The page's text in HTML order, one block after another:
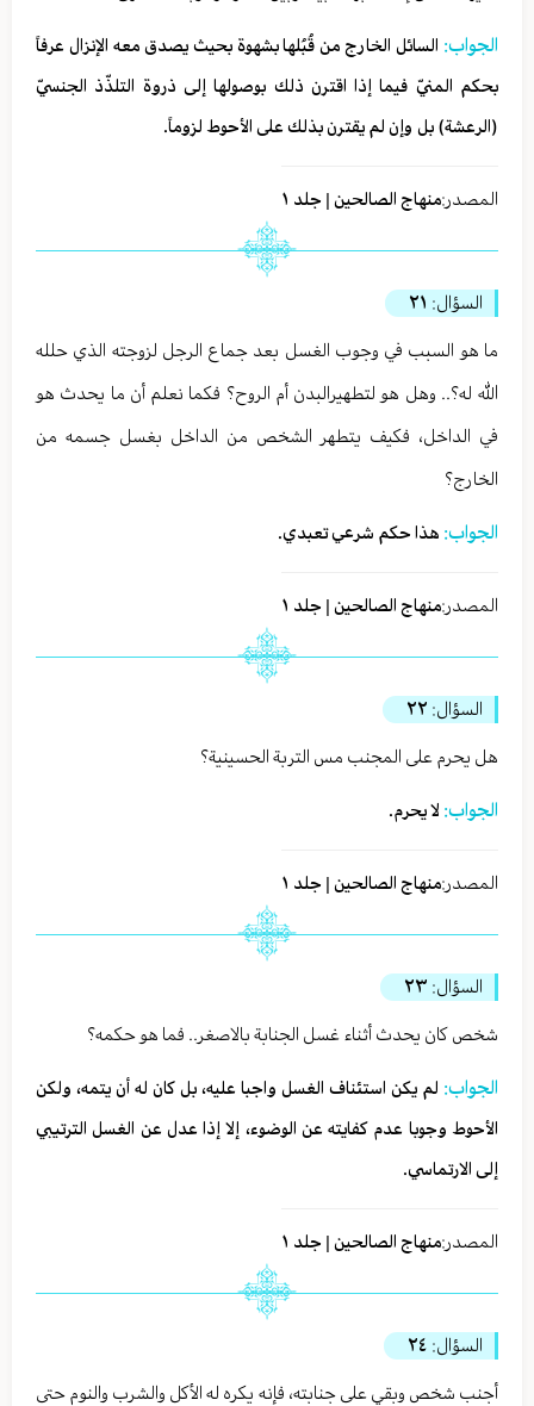
الجواب: السائل الخارج من قُبُلها بشهوة بحيث يصدق معه الإنزال عرفاً
بحكم المنيّ فيما إذا اقترن ذلك بوصولها إلى ذروة التلذّذ الجنسيّ
(الرعشة) بل وإن لم يقترن بذلك على الأحوط لزوماً.
المصدر:منهاج الصالحين | جلد ١
السؤال: ٢١
ما هو السبب في وجوب الغسل بعد جماع الرجل لزوجته الذي حلله
الله له؟.. وهل هو لتطهيرالبدن أم الروح؟ فكما نعلم أن ما يحدث هو
في الداخل، فكيف يتطهر الشخص من الداخل بغسل جسمه من
الخارج؟
الجواب: هذا حكم شرعي تعبدي.
المصدر:منهاج الصالحين | جلد ١
السؤال: ٢٢
هل يحرم على المجنب مس التربة الحسينية؟
الجواب: لا يحرم.
المصدر:منهاج الصالحين | جلد ١
السؤال: ٢٣
شخص كان يحدث أثناء غسل الجنابة بالاصغر.. فما هو حكمه؟
الجواب: لم يكن استئناف الغسل واجبا عليه، بل كان له أن يتمه، ولكن
الأحوط وجوبا عدم كفايته عن الوضوء، إلا إذا عدل عن الغسل الترتيبي
إلى الارتماسي.
المصدر:منهاج الصالحين | جلد ١
السؤال: ٢٤
أجنب شخص وبقي على جنابته، فإنه يكره له الأكل والشرب والنوم حتى